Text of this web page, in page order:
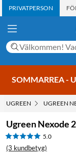
PRIVATPERSON
SOMMARREA -
UGREEN UGREEN
Ugreen Nexode
5.0
(3 kundbetyg)